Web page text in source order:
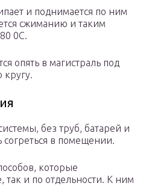
и поднимается по ним
сжиманию и таким
0C.
опять в магистраль под
кругу.
без труб, батарей и
согреться в помещении.
которые
так и по отдельности. К ним